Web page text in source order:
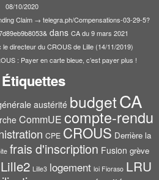
08/10/2020
Claim → telegra.ph/Compensations-03-29-5?
dans CA du 9 mars 2021
directeur du CROUS de Lille (14/11/2019)
: Payer en carte bleue, c’est payer plus !
Étiquettes
austérité budgetCA
CommUE compte-rendu
CPE CROUS Derrière la
frais d'inscription Fusion grève
Lille2 Lille3 logement loi Fioraso LRU